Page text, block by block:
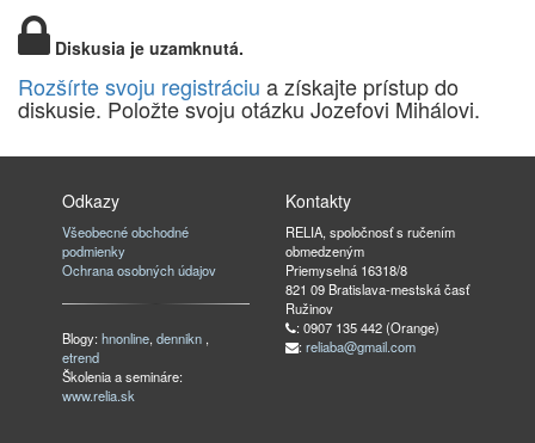
Diskusia je uzamknutá.
Rozšírte svoju registráciu a získajte prístup do
diskusie. Položte svoju otázku Jozefovi Mihálovi.
Odkazy
Všeobecné obchodné
podmienky
Ochrana osobných údajov
Blogy:hnonline,dennikn ,
etrend
Školenia a semináre:
www.relia.sk
Kontakty
RELIA, spoločnosť s ručením
obmedzeným
Priemyselná 16318/8
821 09 Bratislava-mestská časť
Ružinov
: 0907 135 442 (Orange)
: reliaba@gmail.com